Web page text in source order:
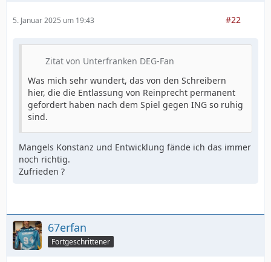
5. Januar 2025 um 19:43 #22
Zitat von Unterfranken DEG-Fan
Was mich sehr wundert, das von den Schreibern
hier, die die Entlassung von Reinprecht permanent
gefordert haben nach dem Spiel gegen ING so ruhig
sind.
Mangels Konstanz und Entwicklung fände ich das immer
noch richtig.
Zufrieden ?
67erfan
Fortgeschrittener